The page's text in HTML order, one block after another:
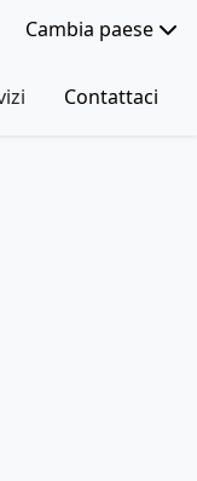
Cambia paese
Contattaci